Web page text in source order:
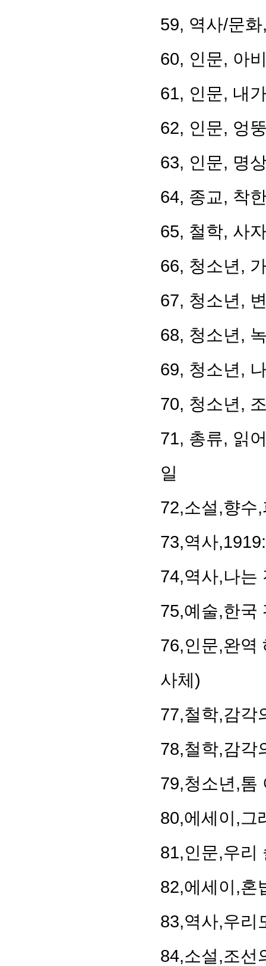
59, 역사/문
60, 인문, 아
61, 인문, 내
62, 인문, 엉
63, 인문, 명
64, 종교, 착
65, 철학, 사
66, 청소년,
67, 청소년,
68, 청소년,
69, 청소년,
70, 청소년,
71, 총류, 읽
일
72,소설,향수
73,역사
74,역사,나는
75,예술,한국
76,인문,완역
사체)
77,철학,감각
78,철학,감각
79,청소년,톰
80,에세이,그
81,인문,우리
82,에세이,혼
83,역사,우리
84,소설,조선